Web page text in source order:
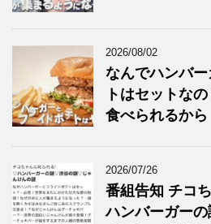
2026/08/02
なんでハンバ
トはセットな
食べられるから
2026/07/26
番組告知 チコ
ハンバーガー